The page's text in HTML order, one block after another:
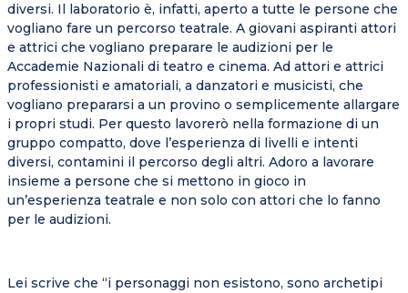
diversi. Il laboratorio è, infatti, aperto a tutte le persone che
vogliano fare un percorso teatrale. A giovani aspiranti attori
e attrici che vogliano preparare le audizioni per le
Accademie Nazionali di teatro e cinema. Ad attori e attrici
professionisti e amatoriali, a danzatori e musicisti, che
vogliano prepararsi a un provino o semplicemente allargare
i propri studi. Per questo lavorerò nella formazione di un
gruppo compatto, dove l’esperienza di livelli e intenti
diversi, contamini il percorso degli altri. Adoro a lavorare
insieme a persone che si mettono in gioco in
un’esperienza teatrale e non solo con attori che lo fanno
per le audizioni.
Lei scrive che “i personaggi non esistono, sono archetipi